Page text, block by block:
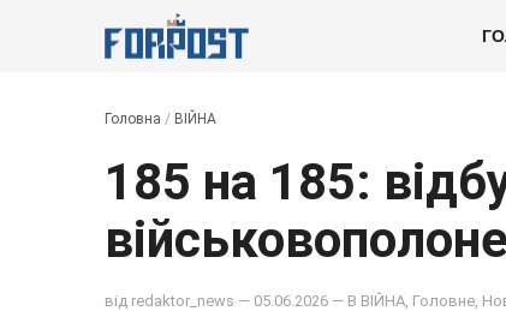
Головна / ВІЙНА
185 на 185:
від redaktor_news — 05.06.2026 — В ВІЙНА Головне